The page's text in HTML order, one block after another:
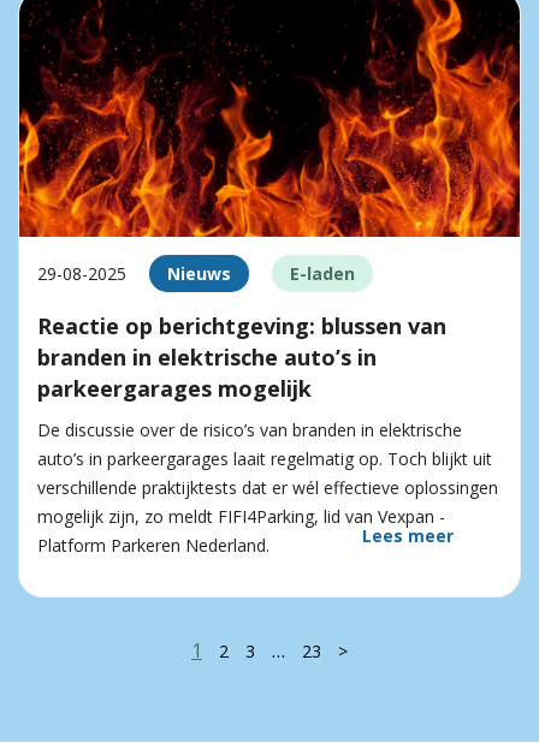
29-08-2025 Nieuws E-laden
Reactie op berichtgeving: blussen van
branden in elektrische auto’s in
parkeergarages mogelijk
De discussie over de risico’s van branden in elektrische
auto’s in parkeergarages laait regelmatig op. Toch blijkt uit
verschillende praktijktests dat er wél effectieve oplossingen
mogelijk zijn, zo meldt FIFI4Parking, lid van Vexpan -
Platform Parkeren Nederland.
Lees meer
1 2 3 … 23 >